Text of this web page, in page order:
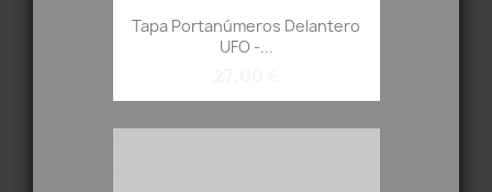
Tapa Portanúmeros Delantero
UFO -...